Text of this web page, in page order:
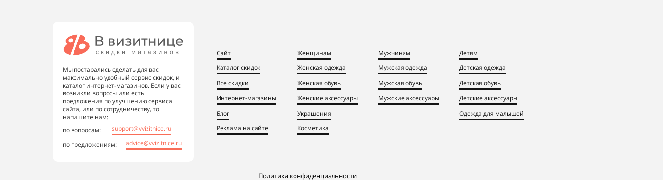
Мы постарались сделать для вас
максимально удобный сервис скидок, и
каталог интернет-магазинов. Если у вас
возникли вопросы или есть
предложения по улучшению сервиса
сайта, или по сотрудничеству, то
напишите нам:
по вопросам:
support@vvizitnice.ru
по предложениям:
advice@vvizitnice.ru
Сайт
Каталог скидок
Все скидки
Интернет-магазины
Блог
Реклама на сайте
Женщинам
Женская одежда
Женская обувь
Женские аксессуары
Украшения
Косметика
Мужчинам
Мужская одежда
Мужская обувь
Мужские аксессуары
Детям
Детская одежда
Детская обувь
Детские аксессуары
Одежда для малышей
Политика конфиденциальности